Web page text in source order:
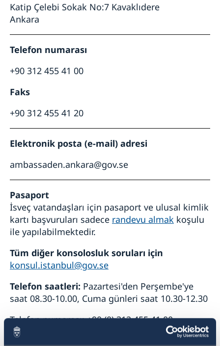
Katip Çelebi Sokak No:7 Kavaklıdere
Ankara
Telefon numarası
+90 312 455 41 00
Faks
+90 312 455 41 20
Elektronik posta (e-mail) adresi
ambassaden.ankara@gov.se
Pasaport
İsveç vatandaşları için pasaport ve ulusal kimlik
kartı başvuruları sadece randevu almak koşulu
ile yapılabilmektedir.
Tüm diğer konsolosluk soruları için
konsul.istanbul@gov.se
Telefon saatleri: Pazartesi'den Perşembe'ye
saat 08.30-10.00, Cuma günleri saat 10.30-12.30
Telefon numarası: +90 (0) 312 455 41 00
E-posta: